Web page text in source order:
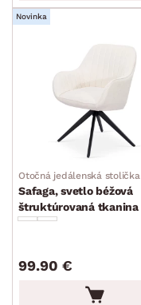
Novinka
Otočná jedálenská stolička
Safaga, svetlo béžová
štruktúrovaná tkanina
99.90 €